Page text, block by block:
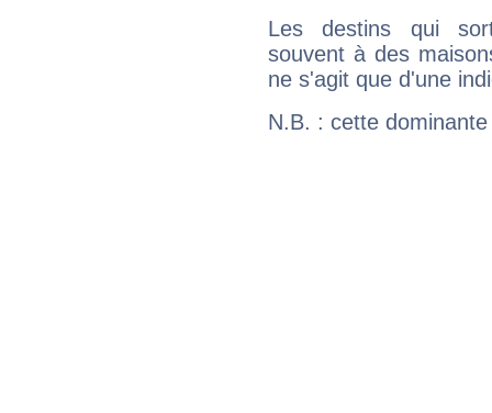
Les destins qui
souvent à des
ne s'agit que d'une
N.B. : cette